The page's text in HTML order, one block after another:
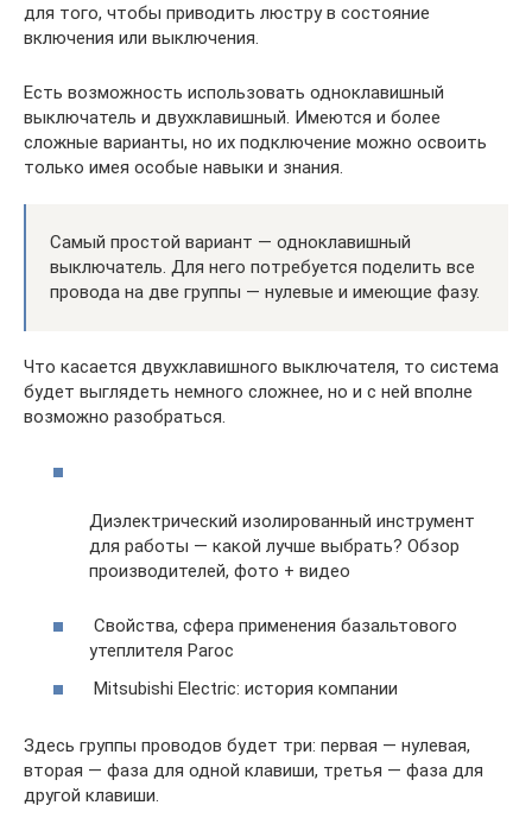
для того, чтобы приводить люстру в состояние
включения или выключения.
Есть возможность использовать одноклавишный
выключатель и двухклавишный. Имеются и более
сложные варианты, но их подключение можно освоить
только имея особые навыки и знания.
Самый простой вариант — одноклавишный
выключатель. Для него потребуется поделить все
провода на две группы — нулевые и имеющие фазу.
Что касается двухклавишного выключателя, то система
будет выглядеть немного сложнее, но и с ней вполне
возможно разобраться.
Диэлектрический изолированный инструмент
для работы — какой лучше выбрать? Обзор
производителей, фото + видео
Свойства, сфера применения базальтового
утеплителя Paroc
Mitsubishi Electric: история компании
Здесь группы проводов будет три: первая — нулевая,
вторая — фаза для одной клавиши, третья — фаза для
другой клавиши.